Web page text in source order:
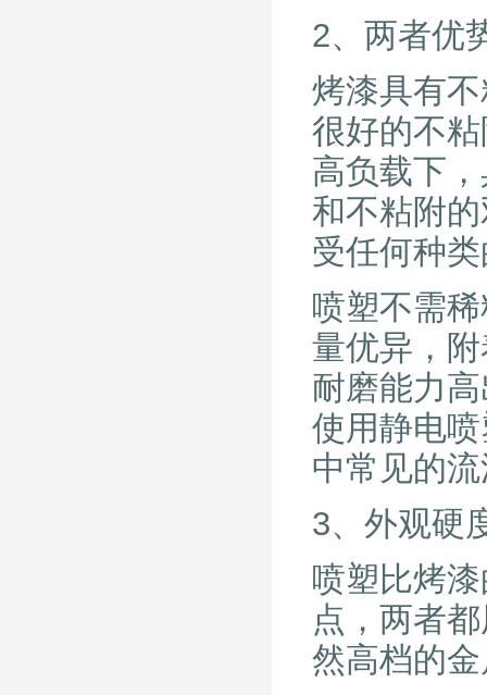
2、两者优
烤漆具有
很好的不
高负载下
和不粘附
受任何种
喷塑不需
量优异，
耐磨能力
使用静电
中常见的
3、外观硬
喷塑比烤
点，两者
然高档的